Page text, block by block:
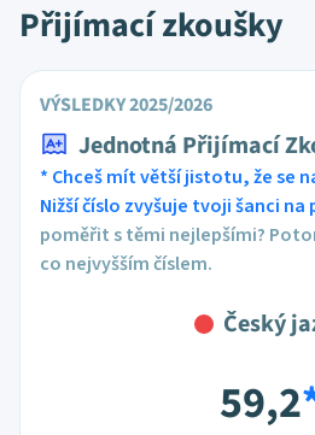
Přijímací zkoušky
VÝSLEDKY 2025/2026
Jednotná Přijímací
* Chceš mít větší jistotu, že se
Nižší číslo zvyšuje tvoji šanci na
poměřit s těmi nejlepšími?
co nejvyšším číslem.
Český
59,2